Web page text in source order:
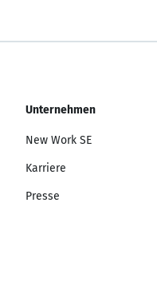
Unternehmen
New Work SE
Karriere
Presse